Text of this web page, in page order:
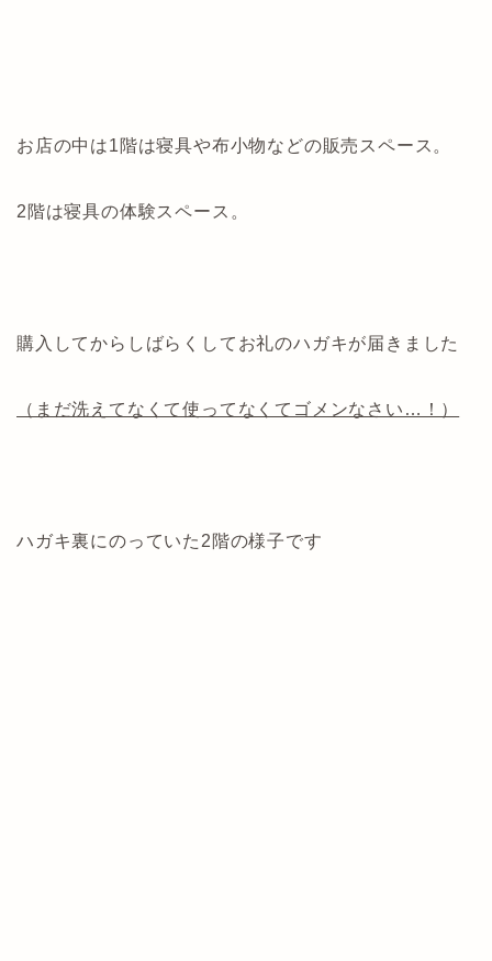
お店の中は1階は寝具や布小物などの販売スペース。
2階は寝具の体験スペース。
購入してからしばらくしてお礼のハガキが届きました
（まだ洗えてなくて使ってなくてゴメンなさい…！）
ハガキ裏にのっていた2階の様子です